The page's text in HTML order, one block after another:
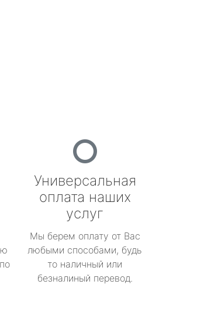
Универсальная
оплата наших
услуг
Мы берем оплату от Вас
любыми способами, будь
то наличный или
безналиный перевод.